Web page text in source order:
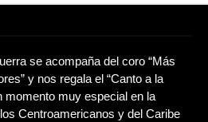
se acompaña del coro “Más
y nos regala el “Canto a la
momento muy especial en la
Centroamericanos y del Caribe